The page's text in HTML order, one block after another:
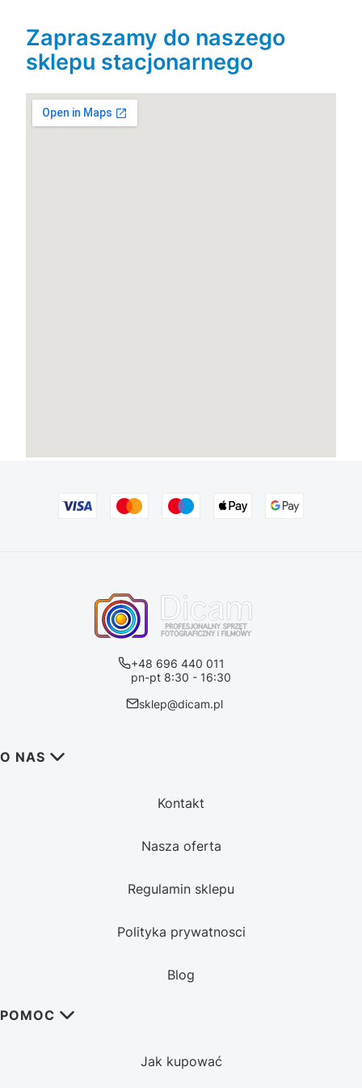
Zapraszamy do naszego
sklepu stacjonarnego
+48 696 440 011
pn-pt 8:30 - 16:30
sklep@dicam.pl
Linki w stopce
O NAS
Kontakt
Nasza oferta
Regulamin sklepu
Polityka prywatnosci
Blog
POMOC
Jak kupować